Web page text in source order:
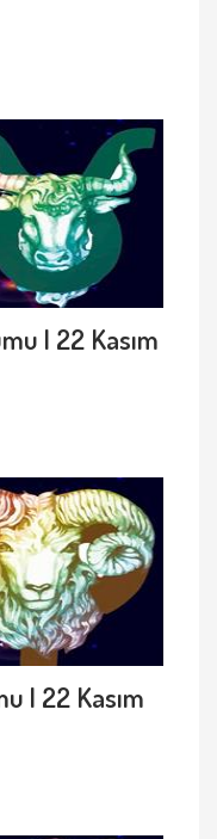
| 22 Kasım
| 22 Kasım